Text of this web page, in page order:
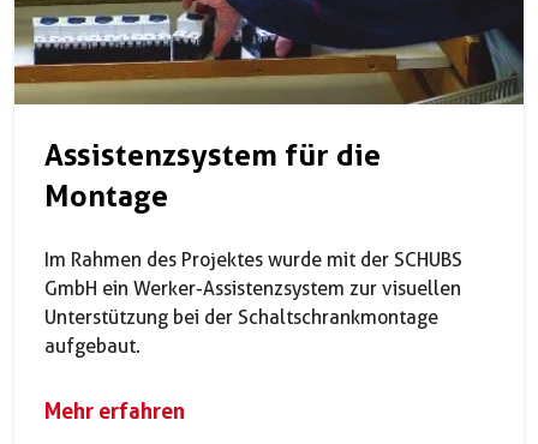
Assistenzsystem für die
Montage
Im Rahmen des Projektes wurde mit der SCHUBS
GmbH ein Werker-Assistenzsystem zur visuellen
Unterstützung bei der Schaltschrankmontage
aufgebaut.
Mehr erfahren